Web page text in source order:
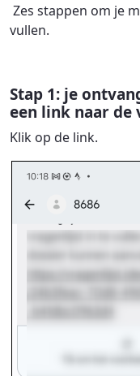
Zes stappen om je
vullen.
Stap 1: je
een link naar de
Klik op de link.